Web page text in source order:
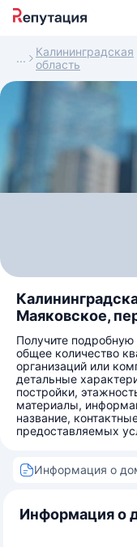
Калининградская
область
Маяковское,
Получите
общее количество
организаций или
детальные
постройки,
материалы,
название,
предоставляемых
Информация о
Информация о